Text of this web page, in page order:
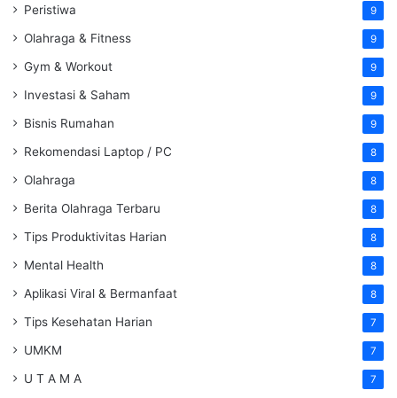
Peristiwa 9
Olahraga & Fitness 9
Gym & Workout 9
Investasi & Saham 9
Bisnis Rumahan 9
Rekomendasi Laptop / PC 8
Olahraga 8
Berita Olahraga Terbaru 8
Tips Produktivitas Harian 8
Mental Health 8
Aplikasi Viral & Bermanfaat 8
Tips Kesehatan Harian 7
UMKM 7
U T A M A 7